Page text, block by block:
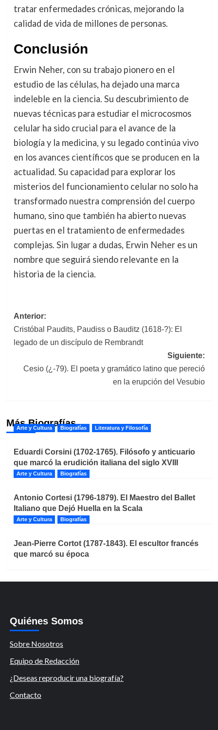
tratar enfermedades crónicas, mejorando la
calidad de vida de millones de personas.
Conclusión
Erwin Neher, con su trabajo pionero en el
estudio de las células, ha dejado una marca
indeleble en la ciencia. Su descubrimiento de
nuevas técnicas para estudiar el microcosmos
celular ha sido crucial para el avance de la
biología y la medicina, y su legado continúa vivo
en los avances científicos que se producen en la
actualidad. Su capacidad para explorar los
misterios del funcionamiento celular no solo ha
transformado nuestra comprensión del cuerpo
humano, sino que también ha abierto nuevas
puertas en el tratamiento de enfermedades
complejas. Sin lugar a dudas, Erwin Neher es un
nombre que seguirá siendo relevante en la
historia de la ciencia.
Navegación
de
entradas
Anterior:
Cristóbal Paudits, Paudiss o Bauditz (1618-?): El
legado de un discípulo de Rembrandt
Siguiente:
Cesio (¿-79). El poeta y gramático latino que pereció
en la erupción del Vesubio
Más Biografías
Arte y Cultura Biografías Literatura y Filosofía
Eduardi Corsini (1702-1765). Filósofo y anticuario
que marcó la erudición italiana del siglo XVIII
Arte y Cultura Biografías
Antonio Cortesi (1796-1879). El Maestro del Ballet
Italiano que Dejó Huella en la Scala
Arte y Cultura Biografías
Jean-Pierre Cortot (1787-1843). El escultor francés
que marcó su época
Quiénes Somos
Sobre Nosotros
Equipo de Redacción
¿Deseas reproducir una biografía?
Contacto